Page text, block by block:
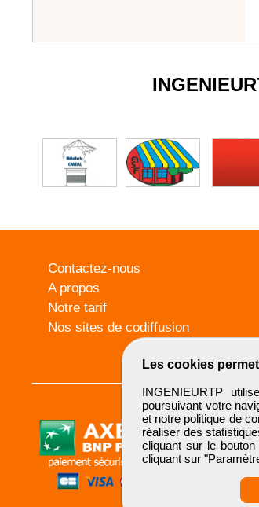
Les cookies
INGENIEURTP
poursuivant votre
et notre politique de
réaliser des
cliquant sur le
cliquant sur
Contactez-nous
A propos
Notre tarif
Nos sites de codiffusion